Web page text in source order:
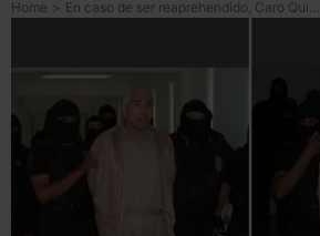
Home > En caso de ser reaprehendido, Caro Quintero deberá pasar 11 años más en la cárcel